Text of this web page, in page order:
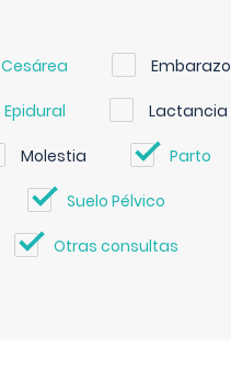
Cesárea Embarazo
Epidural Lactancia
Molestia Parto
Suelo Pélvico
Otras consultas